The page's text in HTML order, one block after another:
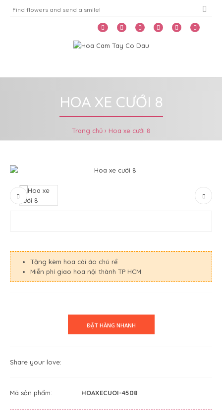
HOA XE CƯỚI 8
Trang chủ Hoa xe cưới 8
Tặng kèm hoa cài áo chú rể
Miễn phí giao hoa nội thành TP HCM
Share your love:
Mã sản phẩm: HOAXECUOI-4508